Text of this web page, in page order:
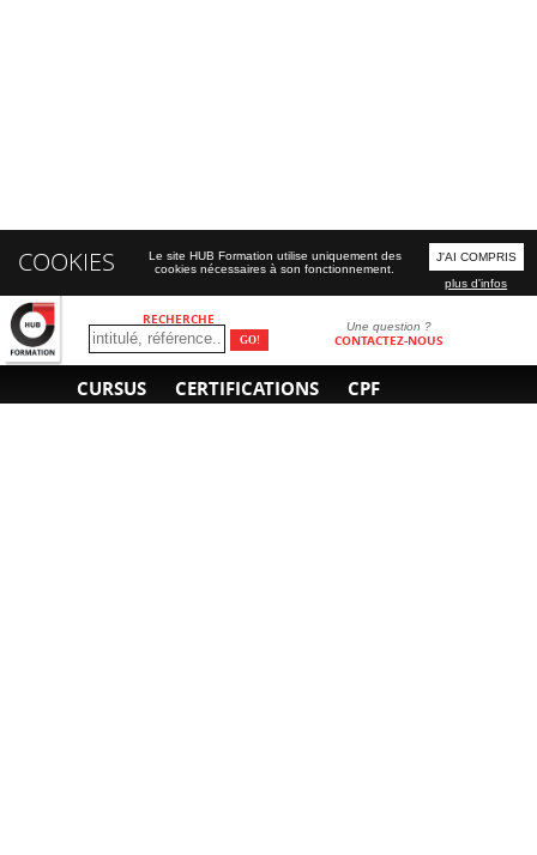
RECHERCHE Une question ?
CONTACTEZ-NOUS
CURSUS CERTIFICATIONS CPF
COOKIES
Le site HUB Formation utilise uniquement des
cookies nécessaires à son fonctionnement.
J'AI COMPRIS
plus d'infos